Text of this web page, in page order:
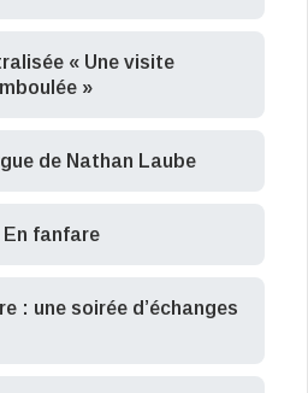
« Une visite
»
de Nathan Laube
En fanfare
: une soirée d’échanges